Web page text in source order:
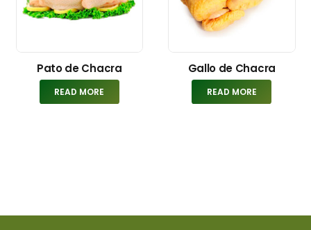
Pato de Chacra
READ MORE
Gallo de Chacra
READ MORE